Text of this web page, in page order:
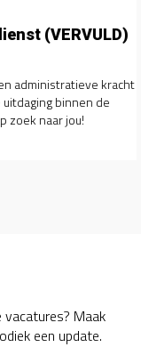
(VERVULD)
kracht
binnen de
naar jou!
Maak
een update.